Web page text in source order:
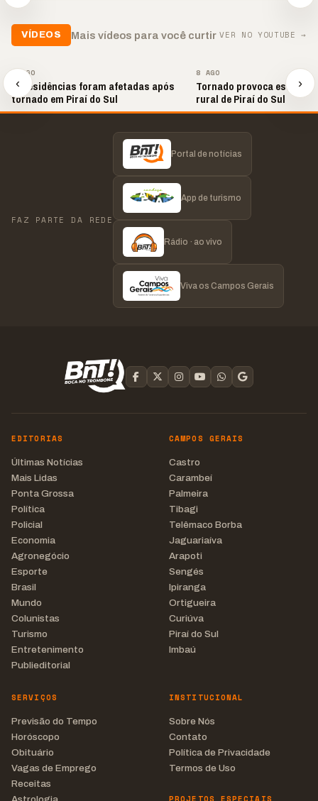
VÍDEOS Mais vídeos para você curtir VER NO YOUTUBE →
‹
9 AGO
20 residências foram afetadas após
tornado em Piraí do Sul
8 AGO
Tornado provoca
rural de Piraí do Sul
›
FAZ PARTE DA REDE
Portal de notícias
App de turismo
Rádio · ao vivo
Viva os Campos Gerais
EDITORIAS
Últimas Notícias
Mais Lidas
Ponta Grossa
Política
Policial
Economia
Agronegócio
Esporte
Brasil
Mundo
Colunistas
Turismo
Entretenimento
Publieditorial
CAMPOS GERAIS
Castro
Carambeí
Palmeira
Tibagi
Telêmaco Borba
Jaguariaíva
Arapoti
Sengés
Ipiranga
Ortigueira
Curiúva
Piraí do Sul
Imbaú
SERVIÇOS
Previsão do Tempo
Horóscopo
Obituário
Vagas de Emprego
Receitas
INSTITUCIONAL
Sobre Nós
Contato
Política de Privacidade
Termos de Uso